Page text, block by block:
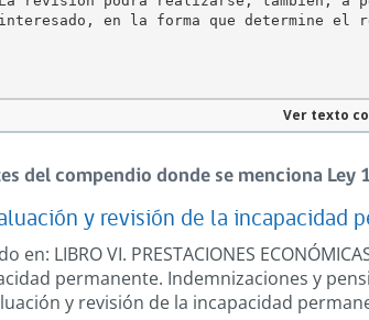
Ver texto
del compendio donde se menciona Ley
y revisión de la incapacidad
en: LIBRO VI. PRESTACIONES
permanente. Indemnizaciones y
y revisión de la incapacidad